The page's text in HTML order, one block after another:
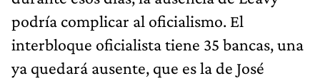
podría complicar al oficialismo. El
interbloque oficialista tiene 35 bancas, una
ya quedará ausente, que es la de José